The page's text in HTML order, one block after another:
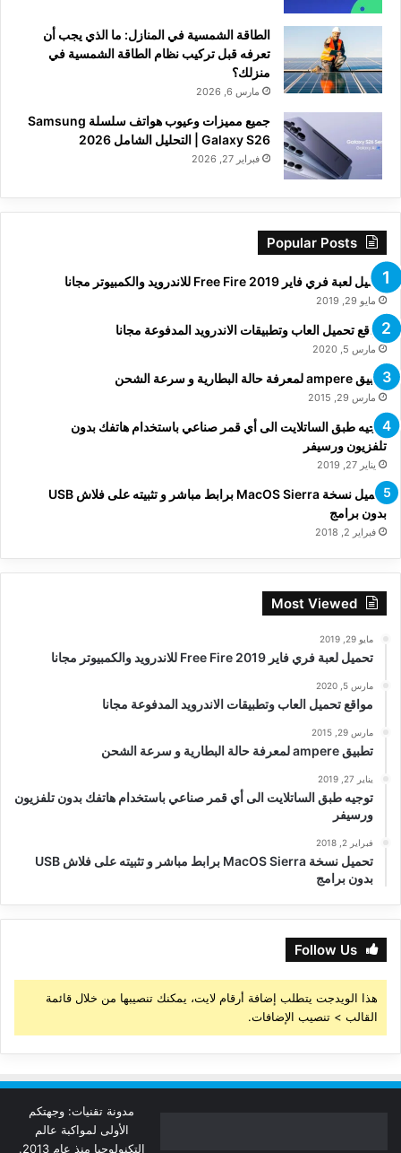
الطاقة الشمسية في المنازل: ما الذي يجب أن
تعرفه قبل تركيب نظام الطاقة الشمسية في
منزلك؟
مارس 6, 2026
جميع مميزات وعيوب هواتف سلسلة Samsung
Galaxy S26 | التحليل الشامل 2026
فبراير 27, 2026
Popular Posts
تحميل لعبة فري فاير Free Fire 2019 للاندرويد والكمبيوتر مجانا
مايو 29, 2019
مواقع تحميل العاب وتطبيقات الاندرويد المدفوعة مجانا
مارس 5, 2020
تطبيق ampere لمعرفة حالة البطارية و سرعة الشحن
مارس 29, 2015
توجيه طبق الساتلايت الى أي قمر صناعي باستخدام هاتفك بدون
تلفزيون ورسيفر
يناير 27, 2019
تحميل نسخة MacOS Sierra برابط مباشر و تثبيته على فلاش USB
بدون برامج
فبراير 2, 2018
Most Viewed
مايو 29, 2019
تحميل لعبة فري فاير Free Fire 2019 للاندرويد والكمبيوتر مجانا
مارس 5, 2020
مواقع تحميل العاب وتطبيقات الاندرويد المدفوعة مجانا
مارس 29, 2015
تطبيق ampere لمعرفة حالة البطارية و سرعة الشحن
يناير 27, 2019
توجيه طبق الساتلايت الى أي قمر صناعي باستخدام هاتفك بدون تلفزيون
ورسيفر
فبراير 2, 2018
تحميل نسخة MacOS Sierra برابط مباشر و تثبيته على فلاش USB
بدون برامج
Follow Us
هذا الويدجت يتطلب إضافة أرقام لايت، يمكنك تنصيبها من خلال قائمة
القالب > تنصيب الإضافات.
مدونة تقنيات: وجهتكم
الأولى لمواكبة عالم
التكنولوجيا منذ عام 2013.